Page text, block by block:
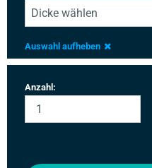
Auswahl aufheben
Anzahl: